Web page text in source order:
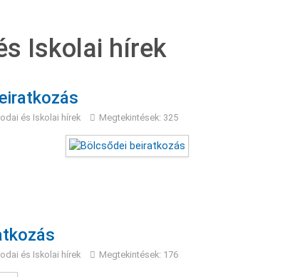
Iskolai hírek
és Iskolai hírek Megtekintések: 325
és Iskolai hírek Megtekintések: 176